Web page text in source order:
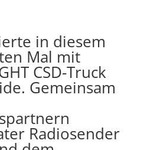
in diesem
Mal mit
CSD-Truck
Gemeinsam
Radiosender